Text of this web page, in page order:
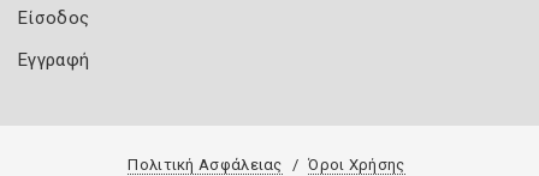
Είσοδος
Εγγραφή
Πολιτική Ασφάλειας Όροι Χρήσης